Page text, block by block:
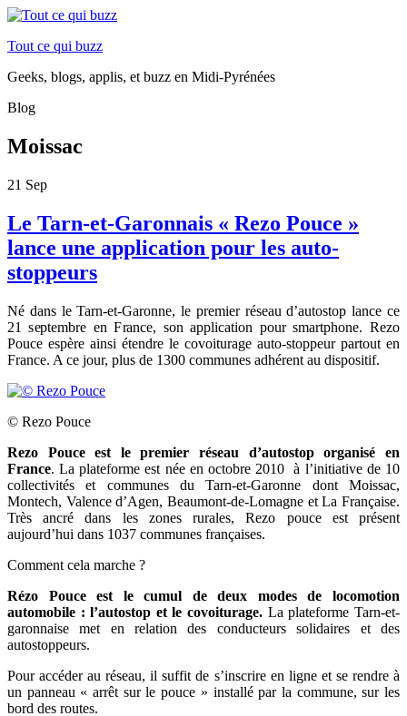
Tout ce qui buzz
Geeks, blogs, applis, et buzz en Midi-Pyrénées
Blog
Moissac
21 Sep
Le Tarn-et-Garonnais « Rezo Pouce »
lance une application pour les auto-
stoppeurs
Né dans le Tarn-et-Garonne, le premier réseau d’autostop lance ce
21 septembre en France, son application pour smartphone. Rezo
Pouce espère ainsi étendre le covoiturage auto-stoppeur partout en
France. A ce jour, plus de 1300 communes adhérent au dispositif.
© Rezo Pouce
Rezo Pouce est le premier réseau d’autostop organisé en
France. La plateforme est née en octobre 2010 à l’initiative de 10
collectivités et communes du Tarn-et-Garonne dont Moissac,
Montech, Valence d’Agen, Beaumont-de-Lomagne et La Française.
Très ancré dans les zones rurales, Rezo pouce est présent
aujourd’hui dans 1037 communes françaises.
Comment cela marche ?
Rézo Pouce est le cumul de deux modes de locomotion
automobile : l’autostop et le covoiturage. La plateforme Tarn-et-
garonnaise met en relation des conducteurs solidaires et des
autostoppeurs.
Pour accéder au réseau, il suffit de s’inscrire en ligne et se rendre à
un panneau « arrêt sur le pouce » installé par la commune, sur les
bord des routes.